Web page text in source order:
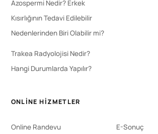
Azospermi Nedir? Erkek
Kısırlığının Tedavi Edilebilir
Nedenlerinden Biri Olabilir mi?
Trakea Radyolojisi Nedir?
Hangi Durumlarda Yapılır?
ONLINE HIZMETLER
Online Randevu E-Sonuç